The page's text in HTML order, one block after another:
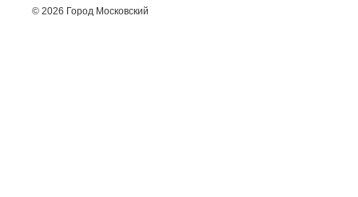
© 2026 Город Московский